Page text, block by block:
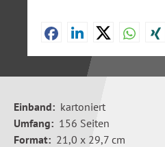
Einband: kartoniert
Umfang: 156 Seiten
Format: 21,0 x 29,7 cm